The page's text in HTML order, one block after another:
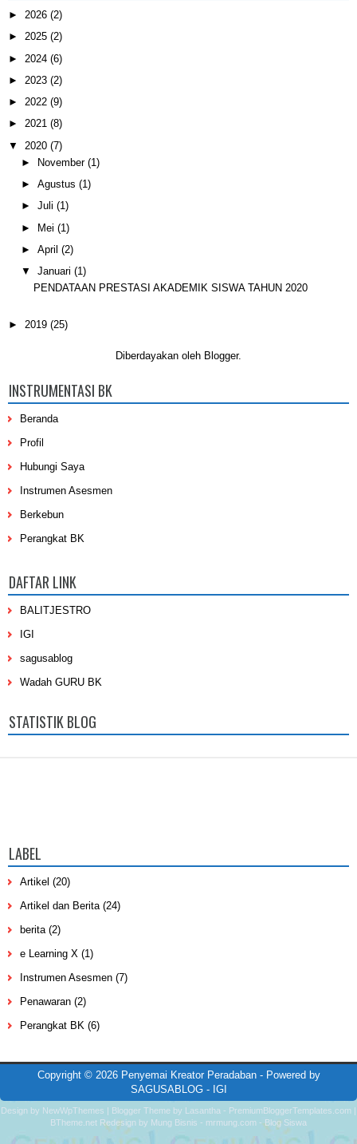
► 2026 (2)
► 2025 (2)
► 2024 (6)
► 2023 (2)
► 2022 (9)
► 2021 (8)
▼ 2020 (7)
►
November (1)
► Agustus (1)
► Juli (1)
► Mei (1)
► April (2)
▼ Januari (1)
PENDATAAN PRESTASI AKADEMIK SISWA TAHUN 2020
► 2019 (25)
Diberdayakan oleh Blogger.
INSTRUMENTASI BK
Beranda
Profil
Hubungi Saya
Instrumen Asesmen
Berkebun
Perangkat BK
DAFTAR LINK
BALITJESTRO
IGI
sagusablog
Wadah GURU BK
STATISTIK BLOG
LABEL
Artikel (20)
Artikel dan Berita (24)
berita (2)
e Learning X (1)
Instrumen Asesmen (7)
Penawaran (2)
Perangkat BK (6)
Copyright © 2026 Penyemai Kreator Peradaban- Powered by
SAGUSABLOG- IGI
Design by NewWpThemes | Blogger Theme by Lasantha - PremiumBloggerTemplates.com |
BTheme.net Redesign by Mung Bisnis - mrmung.com -Blog Siswa